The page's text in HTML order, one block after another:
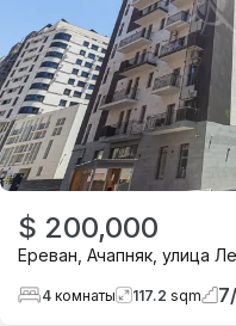
$ 200,000
Ереван Ачапняк улица
4 комнаты 117.2 sqm 7/